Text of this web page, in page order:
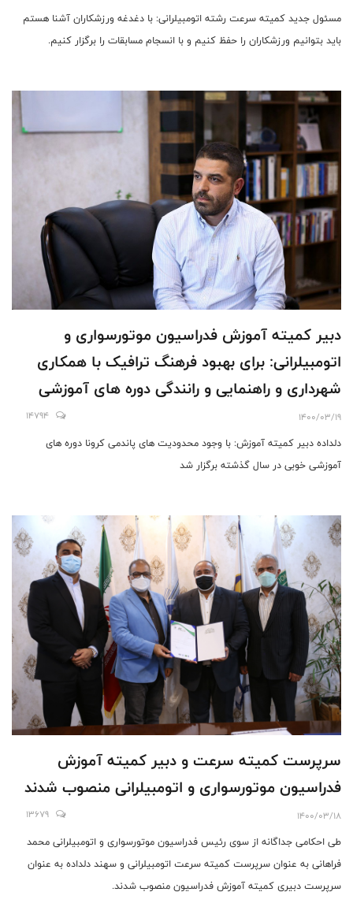
مسئول جدید کمیته سرعت رشته اتومبیلرانی: با دغدغه ورزشکاران آشنا هستم
باید بتوانیم ورزشکاران را حفظ کنیم و با انسجام مسابقات را برگزار کنیم.
دبیر کمیته آموزش فدراسیون موتورسواری و
اتومبیلرانی: برای بهبود فرهنگ ترافیک با همکاری
شهرداری و راهنمایی و رانندگی دوره های آموزشی
برگزار می کنیم/ برگزاری دوره های آموزشی همگانی و
تخصصی در دستور کار قرار دارد
1400/03/19
14794
دلداده دبیر کمیته آموزش: با وجود محدودیت های پاندمی کرونا دوره های
آموزشی خوبی در سال گذشته برگزار شد
سرپرست کمیته سرعت و دبیر کمیته آموزش
فدراسیون موتورسواری و اتومبیلرانی منصوب شدند
1400/03/18
13679
طی احکامی جداگانه از سوی رئیس فدراسیون موتورسواری و اتومبیلرانی محمد
فراهانی به عنوان سرپرست کمیته سرعت اتومبیلرانی و سهند دلداده به عنوان
سرپرست دبیری کمیته آموزش فدراسیون منصوب شدند.